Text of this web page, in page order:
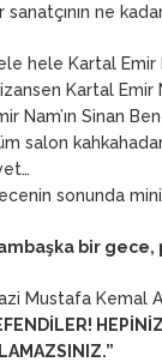
sanatçının ne
hele Kartal Emir
Kartal Emir
Nam’ın Sinan
salon
sonunda
bir gece,
Mustafa Kemal